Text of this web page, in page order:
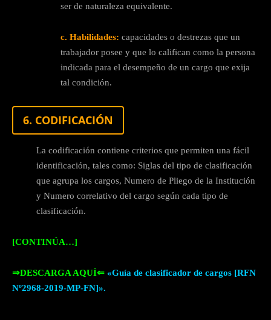
ser de naturaleza equivalente.
c. Habilidades: capacidades o destrezas que un
trabajador posee y que lo califican como la persona
indicada para el desempeño de un cargo que exija
tal condición.
6. CODIFICACIÓN
La codificación contiene criterios que permiten una fácil
identificación, tales como: Siglas del tipo de clasificación
que agrupa los cargos, Numero de Pliego de la Institución
y Numero correlativo del cargo según cada tipo de
clasificación.
[CONTINÚA…]
⇒DESCARGA AQUÍ⇐ «Guía de clasificador de cargos [RFN
Nº2968-2019-MP-FN]».